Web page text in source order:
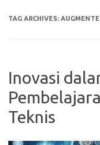
TAG ARCHIVES:
Inovasi
Teknis